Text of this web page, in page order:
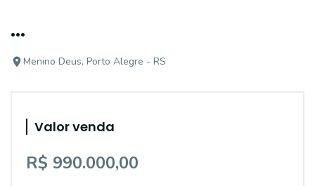
...
Menino Deus, Porto Alegre - RS
Valor venda
R$ 990.000,00